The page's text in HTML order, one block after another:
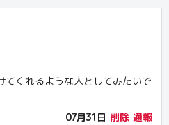
てくれるような人としてみたいで
07月31日 削除 通報